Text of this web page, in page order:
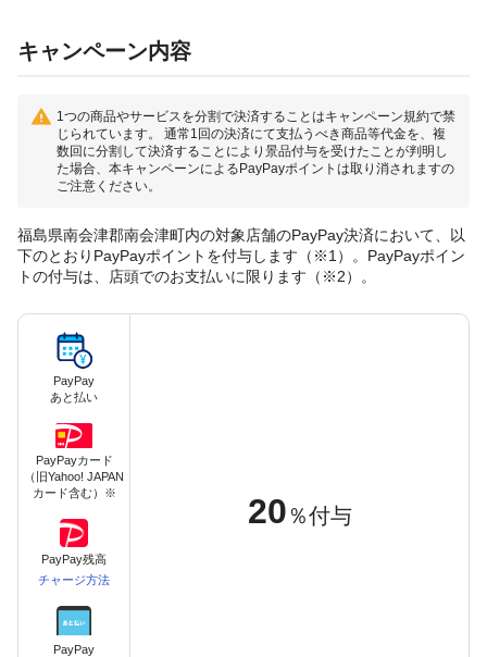
キャンペーン内容
1つの商品やサービスを分割で決済することはキャンペーン規約で禁
じられています。 通常1回の決済にて支払うべき商品等代金を、複
数回に分割して決済することにより景品付与を受けたことが判明し
た場合、本キャンペーンによるPayPayポイントは取り消されますの
ご注意ください。
福島県南会津郡南会津町内の対象店舗のPayPay決済において、以
下のとおりPayPayポイントを付与します（※1）。PayPayポイン
トの付与は、店頭でのお支払いに限ります（※2）。
PayPay
あと払い
PayPayカード
（旧Yahoo! JAPAN
カード含む）※
PayPay残高
チャージ方法
PayPay
20 ％付与